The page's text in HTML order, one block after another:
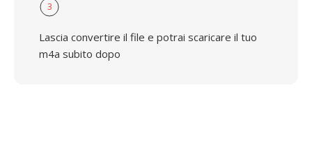
3
Lascia convertire il file e potrai scaricare il tuo
m4a subito dopo